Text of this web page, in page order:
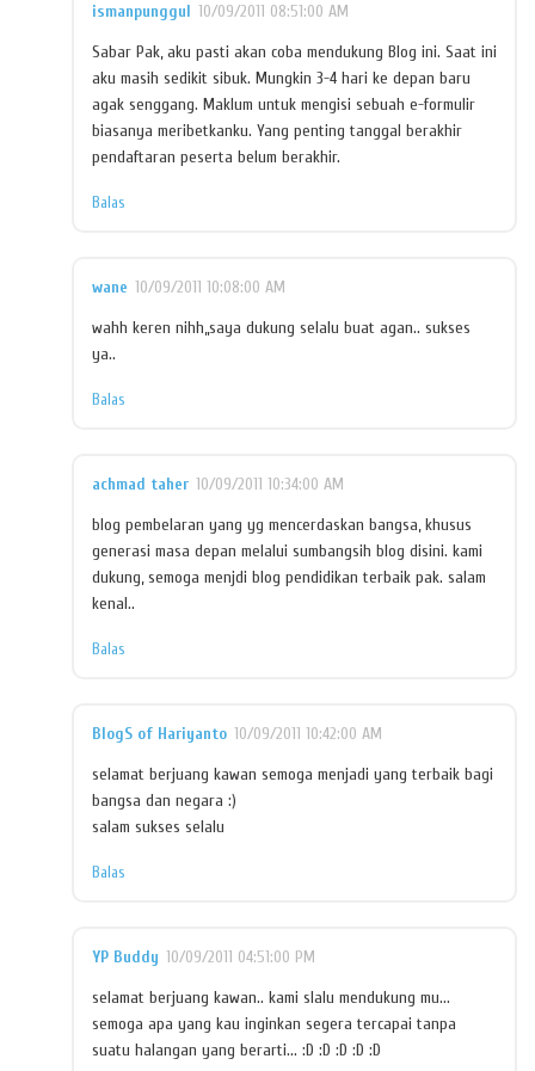
ismanpunggul 10/09/2011 08:51:00 AM
Sabar Pak, aku pasti akan coba mendukung Blog ini. Saat ini
aku masih sedikit sibuk. Mungkin 3-4 hari ke depan baru
agak senggang. Maklum untuk mengisi sebuah e-formulir
biasanya meribetkanku. Yang penting tanggal berakhir
pendaftaran peserta belum berakhir.
Balas
wane 10/09/2011 10:08:00 AM
wahh keren nihh,,saya dukung selalu buat agan.. sukses
ya..
Balas
achmad taher 10/09/2011 10:34:00 AM
blog pembelaran yang yg mencerdaskan bangsa, khusus
generasi masa depan melalui sumbangsih blog disini. kami
dukung, semoga menjdi blog pendidikan terbaik pak. salam
kenal..
Balas
BlogS of Hariyanto 10/09/2011 10:42:00 AM
selamat berjuang kawan semoga menjadi yang terbaik bagi
bangsa dan negara :)
salam sukses selalu
Balas
YP Buddy 10/09/2011 04:51:00 PM
selamat berjuang kawan.. kami slalu mendukung mu...
semoga apa yang kau inginkan segera tercapai tanpa
suatu halangan yang berarti... :D :D :D :D :D